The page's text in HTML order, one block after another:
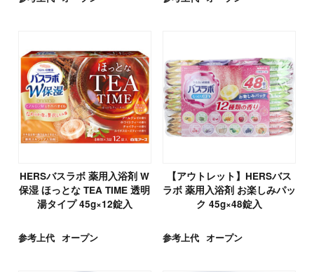
HERSバスラボ 薬用入浴剤 W
保湿 ほっとな TEA TIME 透明
湯タイプ 45g×12錠入
参考上代 オープン
【アウトレット】HERSバス
ラボ 薬用入浴剤 お楽しみパッ
ク 45g×48錠入
参考上代 オープン